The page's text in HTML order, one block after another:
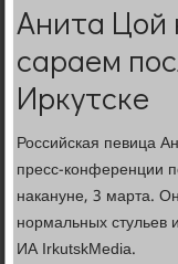
Анита Цой
сараем
Иркутске
Российская певица
пресс-конференции
накануне, 3 марта.
нормальных стульев
ИА IrkutskMedia.